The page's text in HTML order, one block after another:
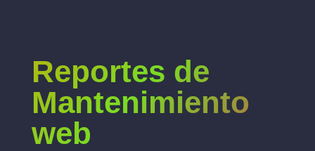
Reportes de
Mantenimiento
web